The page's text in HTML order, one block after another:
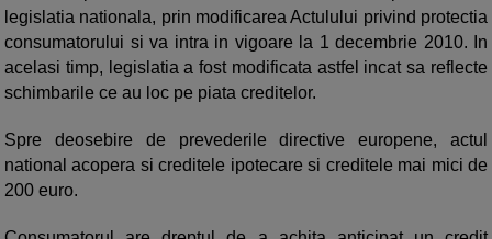
legislatia nationala, prin modificarea Actulului privind protectia
consumatorului si va intra in vigoare la 1 decembrie 2010. In
acelasi timp, legislatia a fost modificata astfel incat sa reflecte
schimbarile ce au loc pe piata creditelor.
Spre deosebire de prevederile directive europene, actul
national acopera si creditele ipotecare si creditele mai mici de
200 euro.